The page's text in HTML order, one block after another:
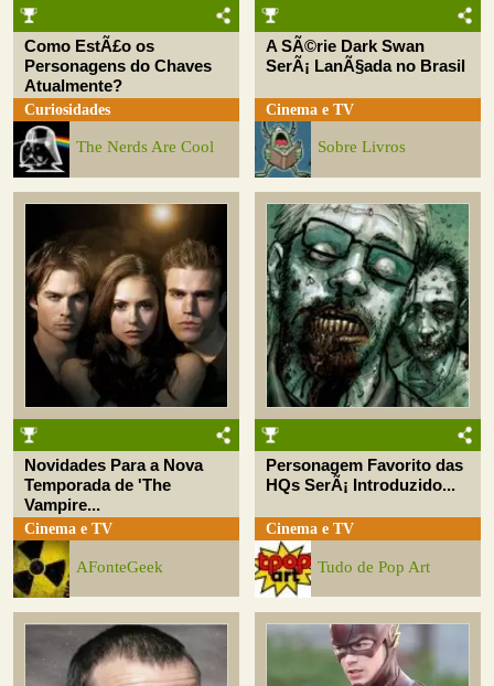
Como EstÃ£o os
Personagens do Chaves
Atualmente?
Curiosidades
The Nerds Are Cool
A SÃ©rie Dark Swan
SerÃ¡ LanÃ§ada no Brasil
Cinema e TV
Sobre Livros
Novidades Para a Nova
Temporada de 'The
Vampire...
Cinema e TV
AFonteGeek
Personagem Favorito das
HQs SerÃ¡ Introduzido...
Cinema e TV
Tudo de Pop Art